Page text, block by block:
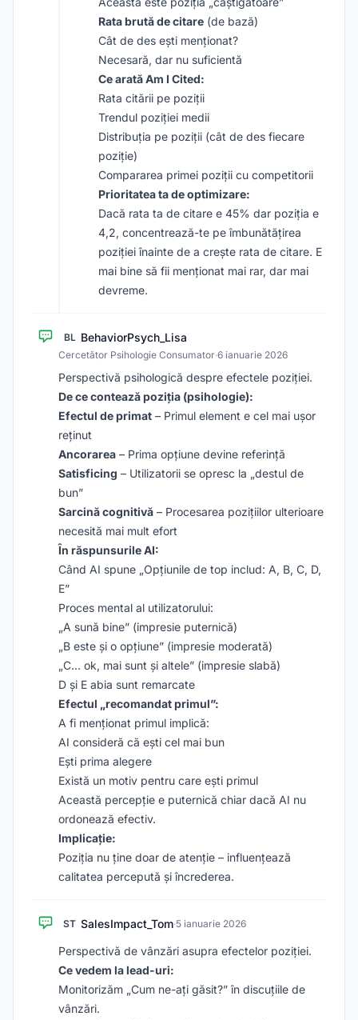
Rata brută de citare (de bază)
Cât de des ești menționat?
Necesară, dar nu suficientă
Ce arată Am I Cited:
Rata citării pe poziții
Trendul poziției medii
Distribuția pe poziții (cât de des fiecare
poziție)
Compararea primei poziții cu competitorii
Prioritatea ta de optimizare:
Dacă rata ta de citare e 45% dar poziția e
4,2, concentrează-te pe îmbunătățirea
poziției înainte de a crește rata de citare. E
mai bine să fii menționat mai rar, dar mai
devreme.
BL BehaviorPsych_Lisa
Cercetător Psihologie Consumator·6 ianuarie 2026
Perspectivă psihologică despre efectele poziției.
De ce contează poziția (psihologie):
Efectul de primat – Primul element e cel mai ușor
reținut
Ancorarea – Prima opțiune devine referință
Satisficing – Utilizatorii se opresc la „destul de
bun”
Sarcină cognitivă – Procesarea pozițiilor ulterioare
necesită mai mult efort
În răspunsurile AI:
Când AI spune „Opțiunile de top includ: A, B, C, D,
E”
Proces mental al utilizatorului:
„A sună bine” (impresie puternică)
„B este și o opțiune” (impresie moderată)
„C… ok, mai sunt și altele” (impresie slabă)
D și E abia sunt remarcate
Efectul „recomandat primul”:
A fi menționat primul implică:
AI consideră că ești cel mai bun
Ești prima alegere
Există un motiv pentru care ești primul
Această percepție e puternică chiar dacă AI nu
ordonează efectiv.
Implicație:
Poziția nu ține doar de atenție – influențează
calitatea percepută și încrederea.
ST SalesImpact_Tom·5 ianuarie 2026
Perspectivă de vânzări asupra efectelor poziției.
Ce vedem la lead-uri:
Monitorizăm „Cum ne-ați găsit?” în discuțiile de
vânzări.